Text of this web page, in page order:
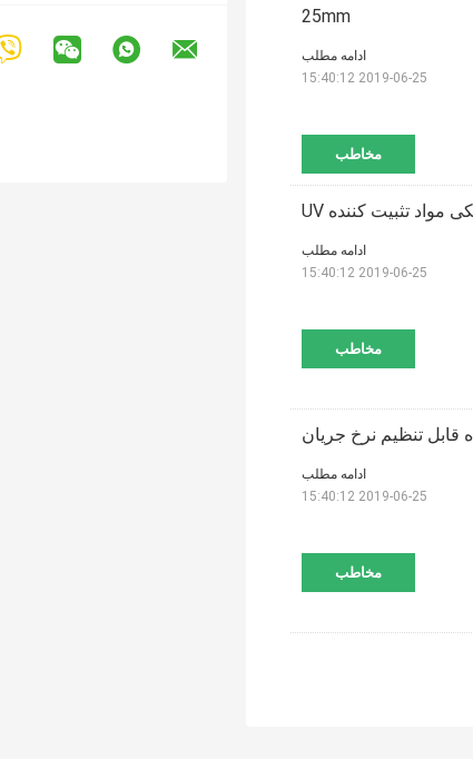
25mm
مخاطب
ادامه مطلب
2019-06-25 15:40:12
مخاطب
ادامه مطلب
2019-06-25 15:40:12
قابل تنظیم نرخ جریان
مخاطب
ادامه مطلب
2019-06-25 15:40:12